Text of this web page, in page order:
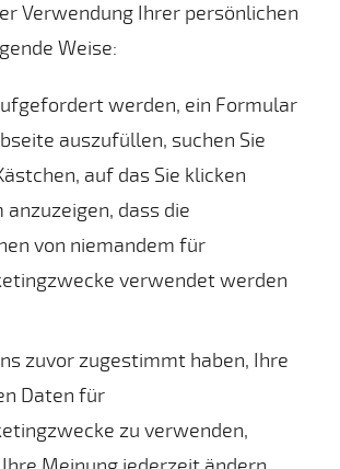
Verwendung Ihrer persönlichen
Weise:
werden, ein Formular
auszufüllen, suchen Sie
auf das Sie klicken
anzuzeigen, dass die
von niemandem für
verwendet werden
zuvor zugestimmt haben, Ihre
Daten für
zu verwenden,